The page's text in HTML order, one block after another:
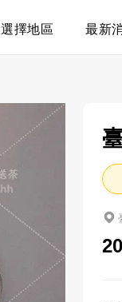
選擇地區 最新
20